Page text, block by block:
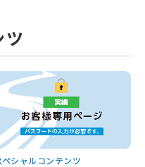
付中！
ツ
ペシャルコンテンツ